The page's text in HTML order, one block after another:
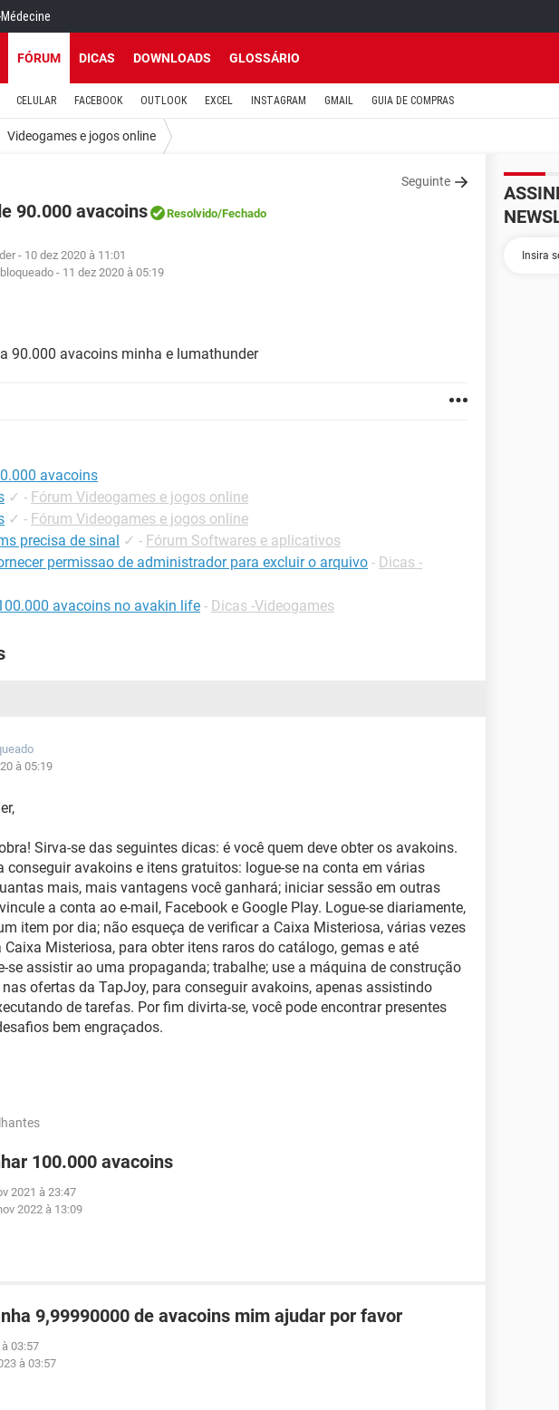
FÓRUM DICAS DOWNLOADS GLOSSÁRIO
CELULAR FACEBOOK OUTLOOK EXCEL INSTAGRAM GMAIL GUIA DE COMPRAS
Videogames e jogos online
Seguinte
90.000 avacoins Resolvido/Fechado
- 10 dez 2020 à 11:01
- 11 dez 2020 à 05:19
90.000 avacoins minha e lumathunder
avacoins
✓ - Fórum Videogames e jogos online
✓ - Fórum Videogames e jogos online
precisa de sinal ✓ - Fórum Softwares e aplicativos
permissao de administrador para excluir o arquivo - Dicas -
avacoins no avakin life - Dicas -Videogames
à 05:19
Sirva-se das seguintes dicas: é você quem deve obter os avakoins.
conseguir avakoins e itens gratuitos: logue-se na conta em várias
mais, mais vantagens você ganhará; iniciar sessão em outras
a conta ao e-mail, Facebook e Google Play. Logue-se diariamente,
item por dia; não esqueça de verificar a Caixa Misteriosa, várias vezes
Caixa Misteriosa, para obter itens raros do catálogo, gemas e até
se assistir ao uma propaganda; trabalhe; use a máquina de construção
ofertas da TapJoy, para conseguir avakoins, apenas assistindo
de tarefas. Por fim divirta-se, você pode encontrar presentes
bem engraçados.
100.000 avacoins
2021 à 23:47
2022 à 13:09
9,99990000 de avacoins mim ajudar por favor
03:57
à 03:57